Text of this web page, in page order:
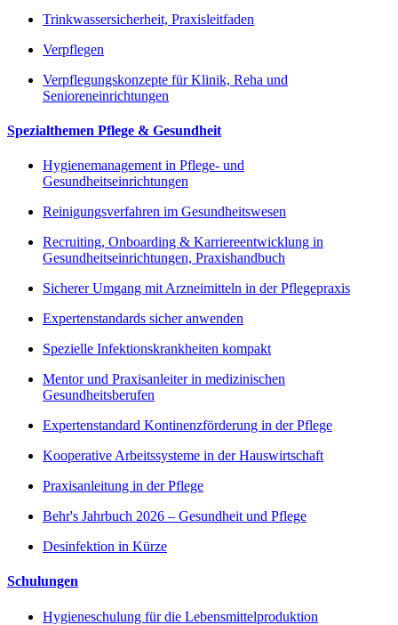
Trinkwassersicherheit, Praxisleitfaden
Verpflegen
Verpflegungskonzepte für Klinik, Reha und
Senioreneinrichtungen
Spezialthemen Pflege & Gesundheit
Hygienemanagement in Pflege- und
Gesundheitseinrichtungen
Reinigungsverfahren im Gesundheitswesen
Recruiting, Onboarding & Karriereentwicklung in
Gesundheitseinrichtungen, Praxishandbuch
Sicherer Umgang mit Arzneimitteln in der Pflegepraxis
Expertenstandards sicher anwenden
Spezielle Infektionskrankheiten kompakt
Mentor und Praxisanleiter in medizinischen
Gesundheitsberufen
Expertenstandard Kontinenzförderung in der Pflege
Kooperative Arbeitssysteme in der Hauswirtschaft
Praxisanleitung in der Pflege
Behr's Jahrbuch 2026 – Gesundheit und Pflege
Desinfektion in Kürze
Schulungen
Hygieneschulung für die Lebensmittelproduktion